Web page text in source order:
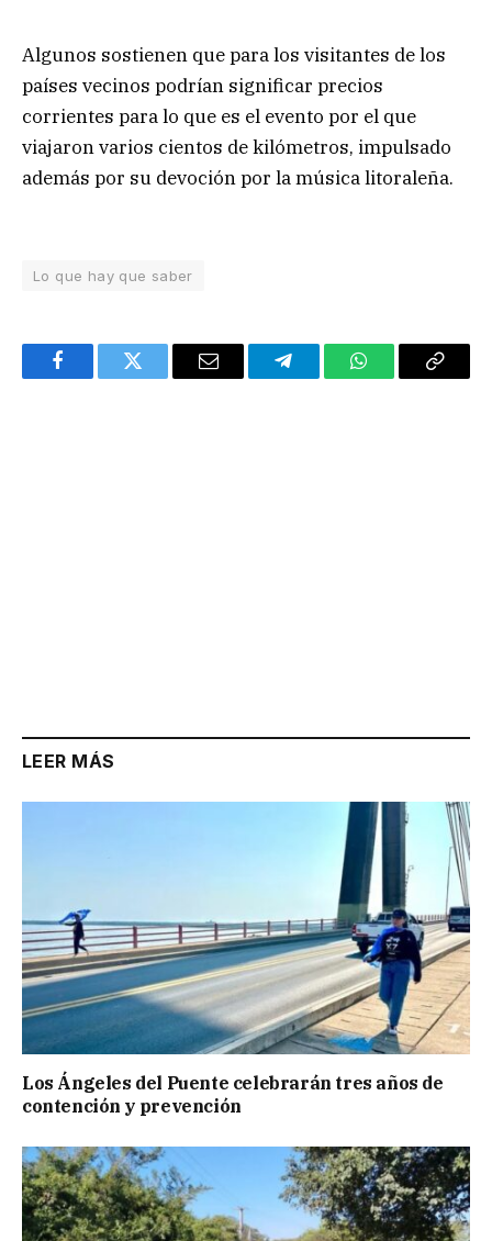
Algunos sostienen que para los visitantes de los
países vecinos podrían significar precios
corrientes para lo que es el evento por el que
viajaron varios cientos de kilómetros, impulsado
además por su devoción por la música litoraleña.
Lo que hay que saber
FacebookTwitter Email TelegramWhatsAppCopy
LEER MÁS
Los Ángeles del Puente celebrarán tres años de
contención y prevención